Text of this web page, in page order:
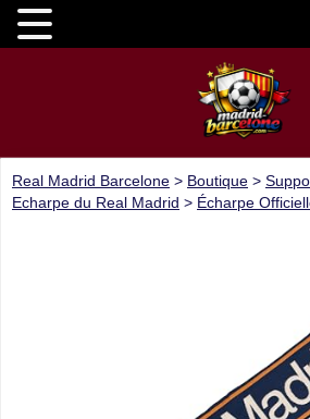
Real Madrid Barcelone > Boutique >
Echarpe du Real Madrid > Écharpe